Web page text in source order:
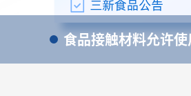
食品接触材料允许